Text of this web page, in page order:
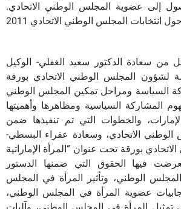
إلى عضوية المجلس الوطني الاتحادي.
من سعادة الدكتور سعيد الغفلي- الوكيل
لشؤون المجلس الوطني الاتحادي بورقة
السياسة ومراحل تمكين المجلس الوطني
المشاركة السياسية ومظاهرها وأهميتها
والخطوات التي تم تنفيذها ضمن
الوطني الاتحادي، وسعادة عفراء البسطي-
بورقة تحت عنوان “المرأة الإماراتية
فيها الحقوق التي ضمنها الدستور
الوطني، وتأثير المرأة في المجلس
عضوية المرأة في المجلس الوطني،